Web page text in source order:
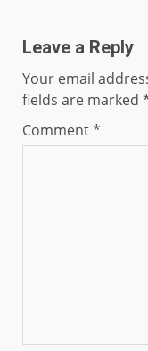
Leave a Reply
Your email
fields are marked
Comment*